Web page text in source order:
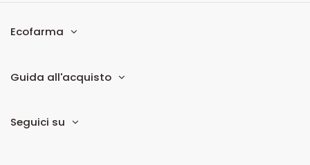
Ecofarma
Guida all'acquisto
Seguici su